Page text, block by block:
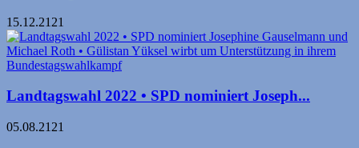
15.12.2121
Landtagswahl 2022 • SPD nominiert Joseph...
05.08.2121